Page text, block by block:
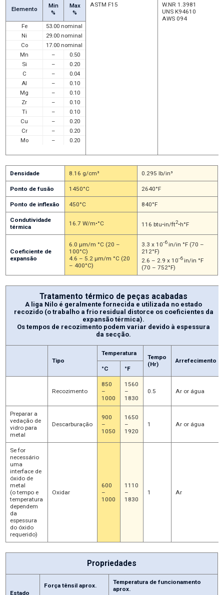
Elemento
Min
%
Max
%
Fe
53.00 nominal
Ni
29.00 nominal
Co
17.00 nominal
Mn
–
0.50
Si
–
0.20
C
–
0.04
Al
–
0.10
Mg
–
0.10
Zr
–
0.10
Ti
–
0.10
Cu
–
0.20
Cr
–
0.20
Mo
– 0.20
ASTM F15
W.NR 1.3981
UNS K94610
AWS 094
Densidade 8.16 g/cm³ 0.295 lb/in³
Ponto de fusão 1450°C 2640°F
Ponto de inflexão 450°C 840°F
Condutividade
térmica
16.7 W/m•°C 116 btu•in/ft2•h°F
Coeficiente de
expansão
6.0 µm/m °C (20 –
100°C)
4.6 – 5.2 µm/m °C (20
– 400°C)
3.3 x 10-6in/in °F (70 –
212°F)
2.6 – 2.9 x 10-6in/in °F
(70 – 752°F)
Tratamento térmico de peças acabadas
A liga Nilo é geralmente fornecida e utilizada no estado
recozido (o trabalho a frio residual distorce os coeficientes da
expansão térmica).
Os tempos de recozimento podem variar devido à espessura
da secção.
Tipo
Temperatura
Tempo
(Hr)
Arrefecimento
°C
°F
Recozimento
850
–
1000
1560
–
1830
0.5 Ar or água
Preparar a
vedação de
vidro para
metal
Descarburação
900
–
1050
1650
–
1920
1 Ar or água
Se for
necessário
uma
interface de
óxido de
metal
(o tempo e
temperatura
dependem
da
espessura
do óxido
requerido)
Oxidar
600
–
1000
1110
–
1830
1 Ar
Propriedades
Estado
Força tênsil aprox.
Temperatura de funcionamento
aprox.